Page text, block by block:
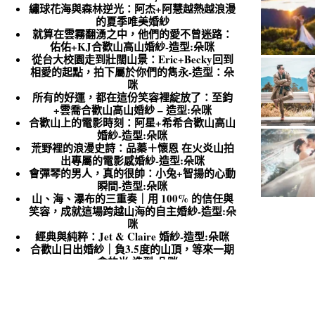
繡球花海與森林逆光：阿杰+阿慧越熱越浪漫
的夏季唯美婚紗
就算在雲霧翻湧之中，他們的愛不曾迷路：
佑佑+KJ合歡山高山婚紗-造型:朵咪
從台大校園走到壯闊山景：Eric+Becky回到
相愛的起點，拍下屬於你們的雋永-造型：朵
咪
所有的好運，都在這份笑容裡綻放了：至鈞
+雲喬合歡山高山婚紗 – 造型:朵咪
合歡山上的電影時刻：阿星+希希合歡山高山
婚紗-造型:朵咪
荒野裡的浪漫史詩：品蓁＋懷恩 在火炎山拍
出專屬的電影感婚紗-造型:朵咪
會彈琴的男人，真的很帥：小兔+智揚的心動
瞬間-造型:朵咪
山、海、瀑布的三重奏｜用 100% 的信任與
笑容，成就這場跨越山海的自主婚紗-造型:朵
咪
經典與純粹：Jet & Claire 婚紗-造型:朵咪
合歡山日出婚紗｜負3.5度的山頂，等來一期
一會的光-造型:朵咪